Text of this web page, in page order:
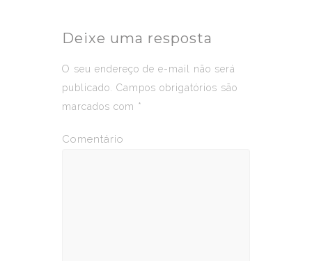
Deixe uma resposta
O seu endereço de e-mail não será
publicado.
Campos obrigatórios são
marcados com *
Comentário